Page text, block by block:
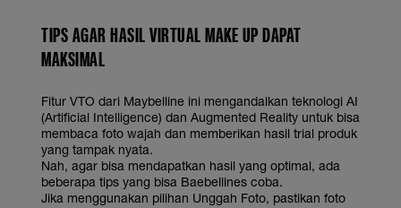
TIPS AGAR HASIL VIRTUAL MAKE UP DAPAT
MAKSIMAL
Fitur VTO dari Maybelline ini mengandalkan teknologi AI
(Artificial Intelligence) dan Augmented Reality untuk bisa
membaca foto wajah dan memberikan hasil trial produk
yang tampak nyata.
Nah, agar bisa mendapatkan hasil yang optimal, ada
beberapa tips yang bisa Baebellines coba.
Jika menggunakan pilihan Unggah Foto, pastikan foto